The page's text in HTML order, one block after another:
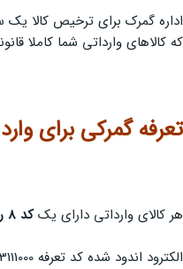
اداره گمرک برای ترخیص کالا
که کالاهای وارداتی شما کاملا
تعرفه گمرکی برای
هر کالای وارداتی دارای یککد 8 رقمی به نام تعرفه گمرکی
الکترود اندود شده کد تعرفه 83111000 است . این ردیف تعرفه نیاز به اخذ مجوز از صنایع معدنی دارد.